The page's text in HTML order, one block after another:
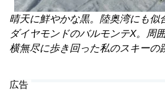
晴天に鮮やかな黒。陸奥湾にも似
ダイヤモンドのバルモンテX。周
横無尽に歩き回った私のスキーの
広告